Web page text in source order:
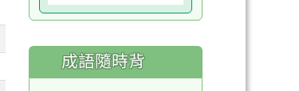
成語隨時背